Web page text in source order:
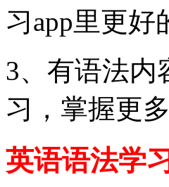
习app里更好
3、有语法内
习，掌握更
英语语法学